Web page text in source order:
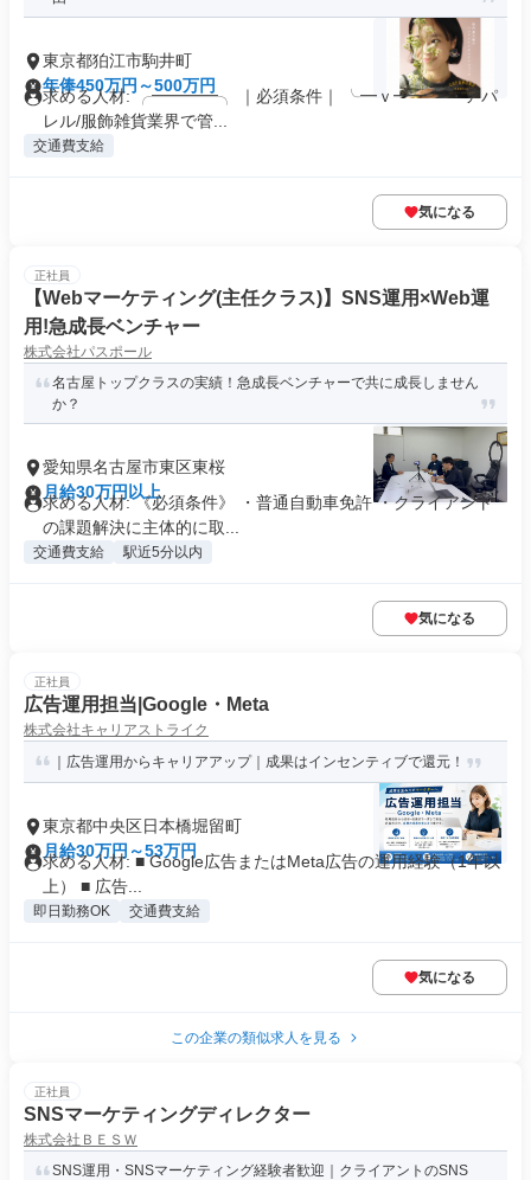
東京都狛江市駒井町
年俸450万円～500万円
求める人材: ╭━━━━╮ ｜必須条件｜ ╰━ｖ━━╯ ・アパ
レル/服飾雑貨業界で管...
交通費支給
気になる
正社員
【Webマーケティング(主任クラス)】SNS運用×Web運
用!急成長ベンチャー
株式会社パスポール
名古屋トップクラスの実績！急成長ベンチャーで共に成長しません
か？
愛知県名古屋市東区東桜
月給30万円以上
求める人材: 《必須条件》 ・普通自動車免許 ・クライアント
の課題解決に主体的に取...
交通費支給 駅近5分以内
気になる
正社員
広告運用担当|Google・Meta
株式会社キャリアストライク
｜広告運用からキャリアアップ｜成果はインセンティブで還元！
東京都中央区日本橋堀留町
月給30万円～53万円
求める人材: ■ Google広告またはMeta広告の運用経験（1年以
上） ■ 広告...
即日勤務OK 交通費支給
気になる
この企業の類似求人を見る
正社員
SNSマーケティングディレクター
株式会社ＢＥＳＷ
SNS運用・SNSマーケティング経験者歓迎｜クライアントのSNS